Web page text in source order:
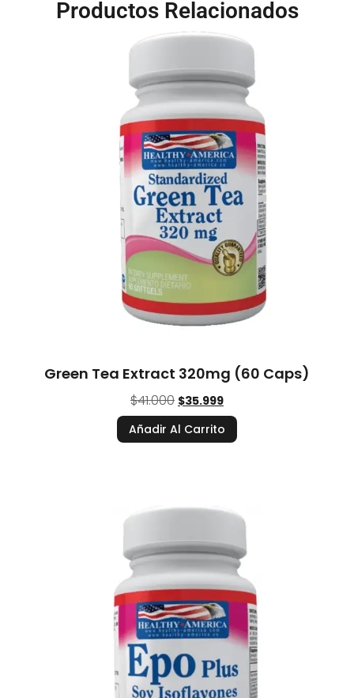
Productos Relacionados
Green Tea Extract 320mg (60 Caps)
$41.000 $35.999
Añadir Al Carrito